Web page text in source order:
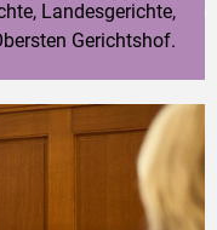
Landesgerichte,
Gerichtshof.